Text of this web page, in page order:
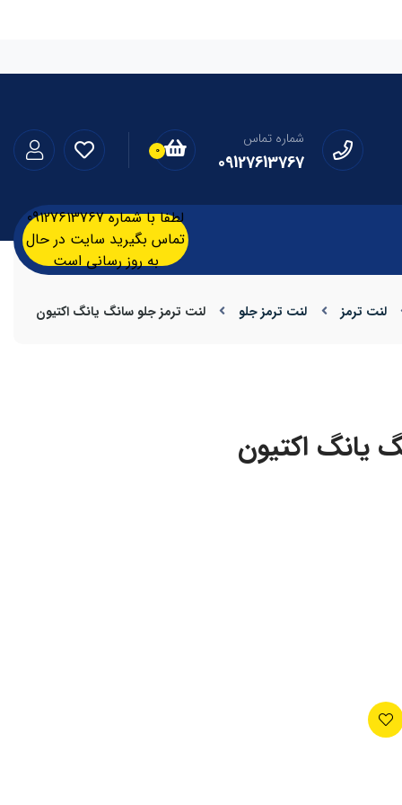
شماره تماس
09127613767
0
لطفا با شماره 09127613767
تماس بگیرید سایت در حال
به روز رسانی است
لنت ترمز لنت ترمز جلو لنت ترمز جلو سانگ یانگ اکتیون
یانگ اکتیون